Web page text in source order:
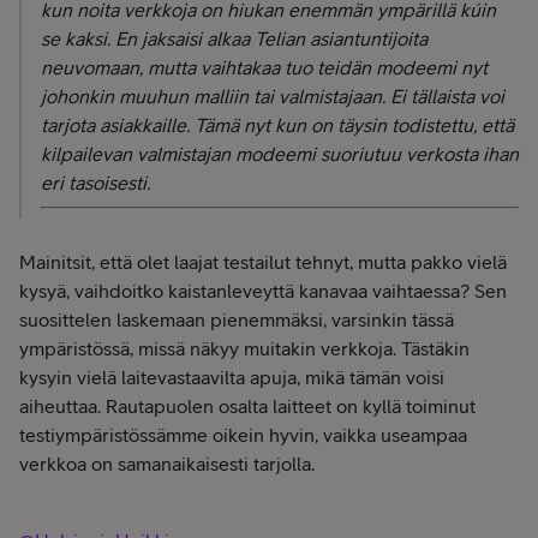
kun noita verkkoja on hiukan enemmän ympärillä kúin
se kaksi. En jaksaisi alkaa Telian asiantuntijoita
neuvomaan, mutta vaihtakaa tuo teidän modeemi nyt
johonkin muuhun malliin tai valmistajaan. Ei tällaista voi
tarjota asiakkaille. Tämä nyt kun on täysin todistettu, että
kilpailevan valmistajan modeemi suoriutuu verkosta ihan
eri tasoisesti.
Mainitsit, että olet laajat testailut tehnyt, mutta pakko vielä
kysyä, vaihdoitko kaistanleveyttä kanavaa vaihtaessa? Sen
suosittelen laskemaan pienemmäksi, varsinkin tässä
ympäristössä, missä näkyy muitakin verkkoja. Tästäkin
kysyin vielä laitevastaavilta apuja, mikä tämän voisi
aiheuttaa. Rautapuolen osalta laitteet on kyllä toiminut
testiympäristössämme oikein hyvin, vaikka useampaa
verkkoa on samanaikaisesti tarjolla.